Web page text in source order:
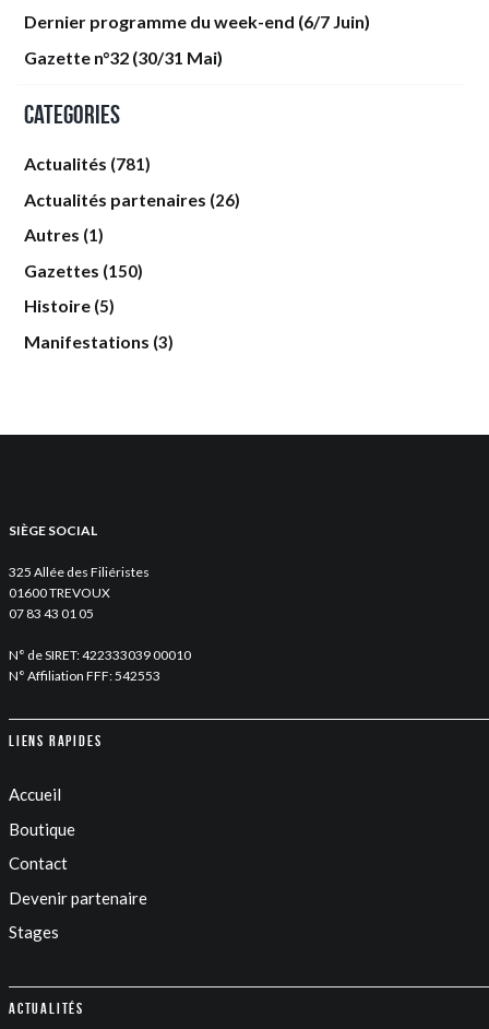
Dernier programme du week-end (6/7 Juin)
Gazette n°32 (30/31 Mai)
Categories
Actualités (781)
Actualités partenaires (26)
Autres (1)
Gazettes (150)
Histoire (5)
Manifestations (3)
SIÈGE SOCIAL
325 Allée des Filiéristes
01600 TREVOUX
07 83 43 01 05
N° de SIRET: 422333039 00010
N° Affiliation FFF: 542553
Liens rapides
Accueil
Boutique
Contact
Devenir partenaire
Stages
Actualités